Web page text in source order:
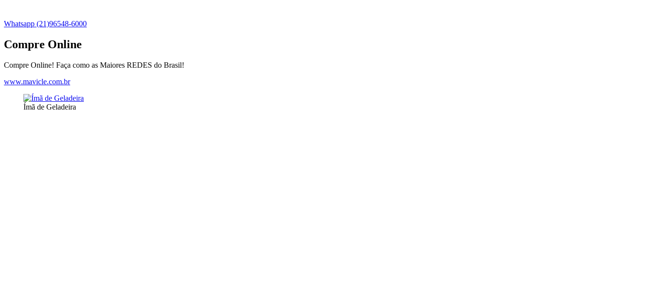
Whatsapp (21)96548-6000
Compre Online
Compre Online! Faça como as Maiores REDES do Brasil!
www.mavicle.com.br
Ímã de Geladeira